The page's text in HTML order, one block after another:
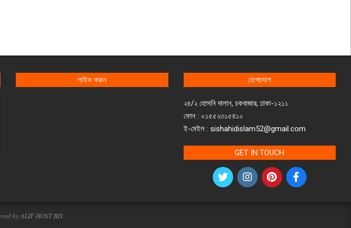
লাইক করুন যোগাযোগ
২৪/২ হোসনি দালান, চকবাজার, ঢাকা-১২১১
ফোন : ০১৫৫২৩১৫৪১০
ই-মেইল : sishahidislam52@gmail.com
GET IN TOUCH
by ALIF HOST BD.